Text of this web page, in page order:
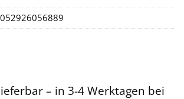
– in 3-4 Werktagen bei